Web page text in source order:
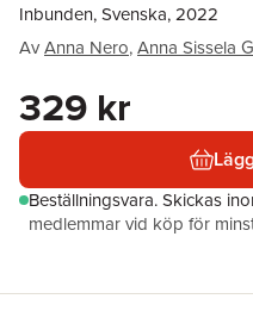
Inbunden, Svenska, 2022
AvAnna Nero,Anna Sissela
329 kr
Beställningsvara.Skickas
medlemmar vid köp för